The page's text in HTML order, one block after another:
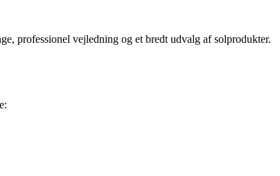
professionel vejledning og et bredt udvalg af solprodukter.